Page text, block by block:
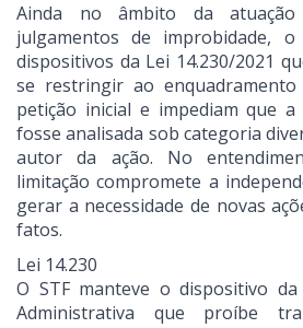
Ainda no âmbito da
julgamentos de improbidade,
dispositivos da Lei 14.230/2021
se restringir ao
petição inicial e impediam que a
fosse analisada sob categoria
autor da ação. No
limitação compromete a
gerar a necessidade de novas
fatos.
Lei 14.230
O STF manteve o dispositivo
Administrativa que proíbe